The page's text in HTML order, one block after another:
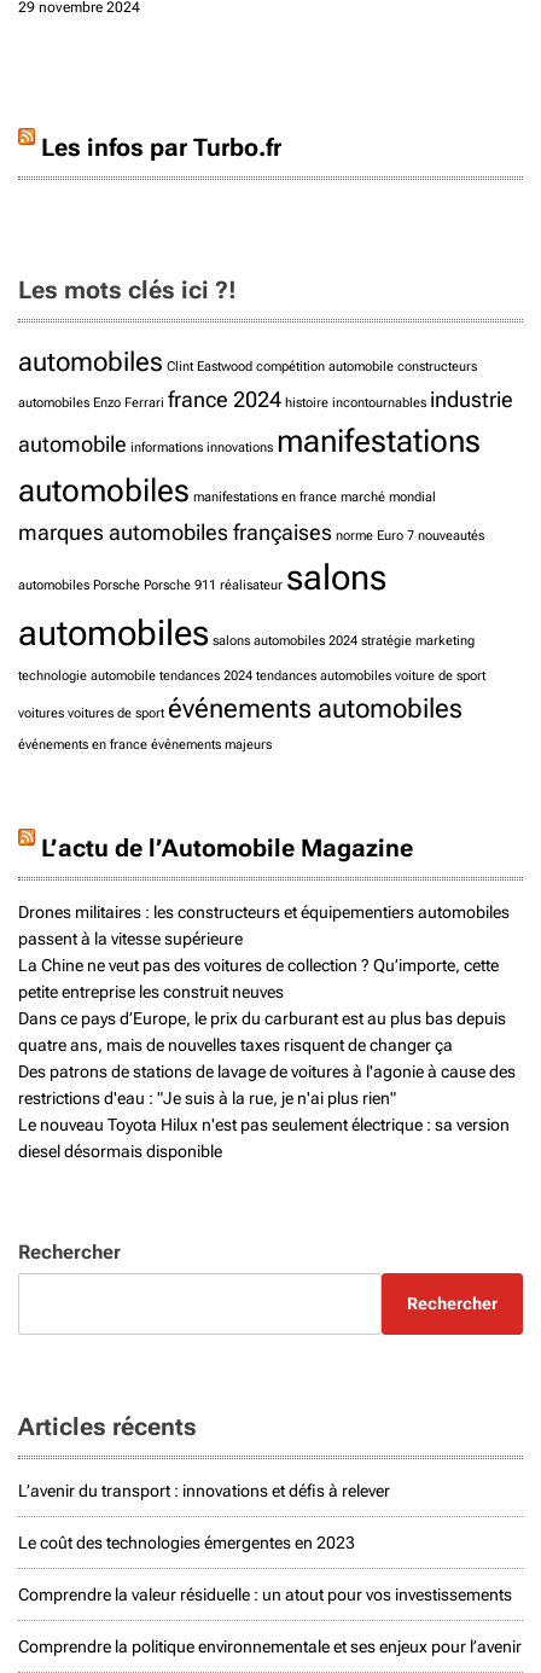
29 novembre 2024
Les infos par Turbo.fr
Les mots clés ici ?!
automobiles Clint Eastwood compétition automobile constructeurs
automobiles Enzo Ferrari france 2024 histoire incontournables industrie
automobile informations innovations manifestations
automobiles manifestations en france marché mondial
marques automobiles françaises norme Euro 7 nouveautés
automobiles Porsche Porsche 911 réalisateur salons
automobiles salons automobiles 2024 stratégie marketing
technologie automobile tendances 2024 tendances automobiles voiture de sport
voitures voitures de sport événements automobiles
événements en france événements majeurs
L’actu de l’Automobile Magazine
Drones militaires : les constructeurs et équipementiers automobiles
passent à la vitesse supérieure
La Chine ne veut pas des voitures de collection ? Qu’importe, cette
petite entreprise les construit neuves
Dans ce pays d’Europe, le prix du carburant est au plus bas depuis
quatre ans, mais de nouvelles taxes risquent de changer ça
Des patrons de stations de lavage de voitures à l'agonie à cause des
restrictions d'eau : "Je suis à la rue, je n'ai plus rien"
Le nouveau Toyota Hilux n'est pas seulement électrique : sa version
diesel désormais disponible
Rechercher
Rechercher
Articles récents
L’avenir du transport : innovations et défis à relever
Le coût des technologies émergentes en 2023
Comprendre la valeur résiduelle : un atout pour vos investissements
Comprendre la politique environnementale et ses enjeux pour l’avenir